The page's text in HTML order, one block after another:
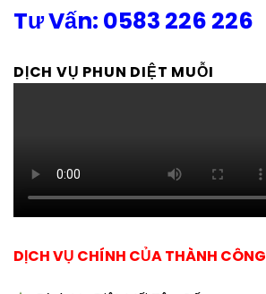
Tư Vấn: 0583 226 226
DỊCH VỤ PHUN DIỆT MUỖI
DỊCH VỤ CHÍNH CỦA THÀNH CÔNG